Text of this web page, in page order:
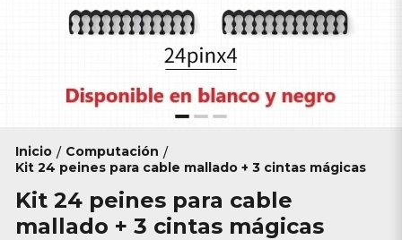
Inicio / Computación /
Kit 24 peines para cable mallado + 3 cintas mágicas
Kit 24 peines para cable
mallado + 3 cintas mágicas